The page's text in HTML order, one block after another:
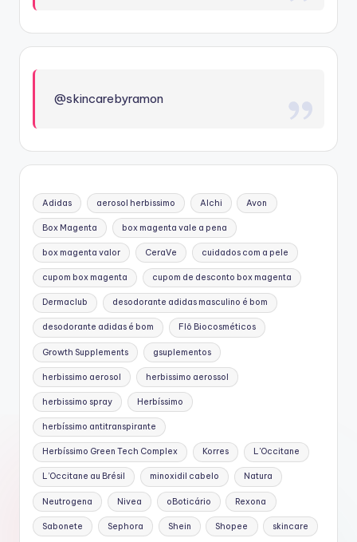
@skincarebyramon
Adidas aerosol herbissimo Alchi Avon
Box Magenta box magenta vale a pena
box magenta valor CeraVe cuidados com a pele
cupom box magenta cupom de desconto box magenta
Dermaclub desodorante adidas masculino é bom
desodorante adidas é bom Flô Biocosméticos
Growth Supplements gsuplementos
herbissimo aerosol herbissimo aerossol
herbissimo spray Herbíssimo
herbíssimo antitranspirante
Herbíssimo Green Tech Complex Korres L'Occitane
L’Occitane au Brésil minoxidil cabelo Natura
Neutrogena Nivea oBoticário Rexona
Sabonete Sephora Shein Shopee skincare